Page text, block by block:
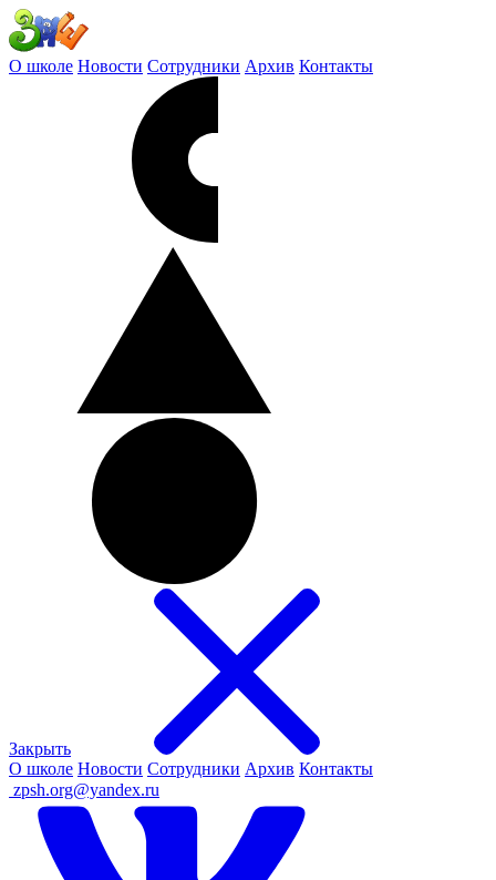
О школе Новости Сотрудники Архив Контакты
Закрыть
О школе Новости Сотрудники Архив Контакты
zpsh.org@yandex.ru